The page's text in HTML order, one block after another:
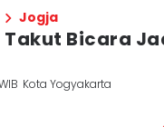
Jogja
Takut Bicara
Kota Yogyakarta